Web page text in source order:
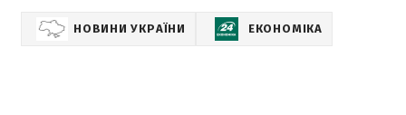
НОВИНИ УКРАЇНИ ЕКОНОМІКА